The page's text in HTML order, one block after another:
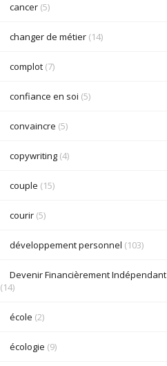
cancer(5)
changer de métier(14)
complot(7)
confiance en soi (5)
convaincre (5)
copywriting(4)
couple (15)
courir(5)
développement personnel (103)
Devenir Financièrement Indépendant
(14)
école (2)
écologie (9)